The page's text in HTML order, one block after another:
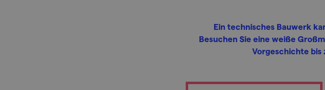
Ein technisches Bauwerk
Besuchen Sie eine weiße
Vorgeschichte bis